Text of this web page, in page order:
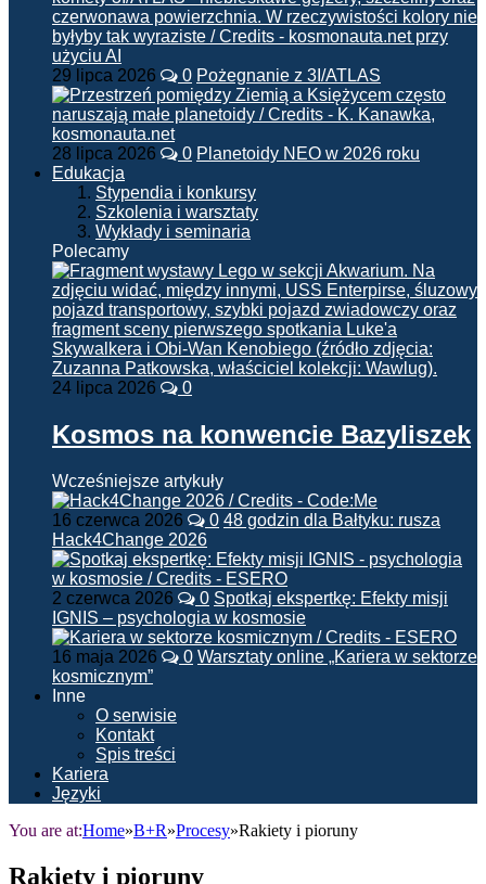
29 lipca 2026 0 Pożegnanie z 3I/ATLAS
28 lipca 2026 0 Planetoidy NEO w 2026 roku
Edukacja
Stypendia i konkursy
Szkolenia i warsztaty
Wykłady i seminaria
Polecamy
24 lipca 2026 0
Kosmos na konwencie Bazyliszek
Wcześniejsze artykuły
16 czerwca 2026 0 48 godzin dla Bałtyku: rusza
Hack4Change 2026
2 czerwca 2026 0 Spotkaj ekspertkę: Efekty misji
IGNIS – psychologia w kosmosie
16 maja 2026 0 Warsztaty online „Kariera w sektorze
kosmicznym”
Inne
O serwisie
Kontakt
Spis treści
Kariera
Języki
You are at:Home»B+R»Procesy»Rakiety i pioruny
Rakiety i pioruny